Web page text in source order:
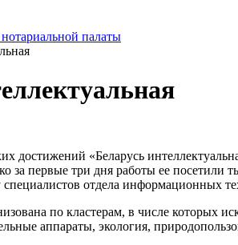
палаты
достижений «Беларусь
за первые три дня работы ее
специалистов отдела информационных
по кластерам, в числе которых
аппараты, экология,